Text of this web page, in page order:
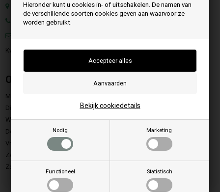
Hieronder kunt u cookies in- of uitschakelen. De namen van
de verschillende soorten cookies geven aan waarvoor ze
worden gebruikt.
Nodig Marketing
Functioneel Statistisch
Bekijk cookiedetails
Klejsgaardvej 19a, 7130 Juelsminde, Denemarken
Tel.:
KvK.: DK-35862803
Openingstijden
Maandag:
Dinsdag:
Woensdag: 9.00 - 15.00
Donerdag:
9.00 - 15.00
Vrijdag:
9.00 - 13.00
Zaterdag:
Zondag.: